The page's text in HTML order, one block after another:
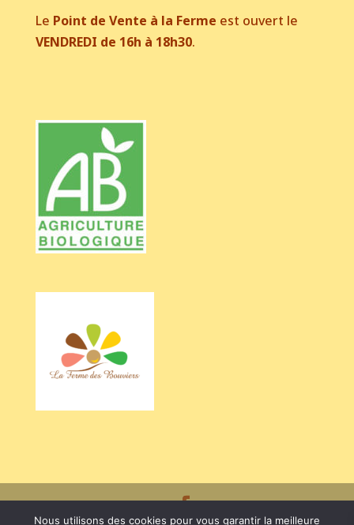
Le Point de Vente à la Ferme est ouvert le
VENDREDI de 16h à 18h30.
Nous utilisons des cookies pour vous garantir la meilleure